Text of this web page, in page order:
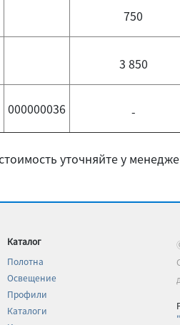
750
3 850
000000036 -
уточняйте у
Каталог
Полотна
Освещение
Профили
Каталоги